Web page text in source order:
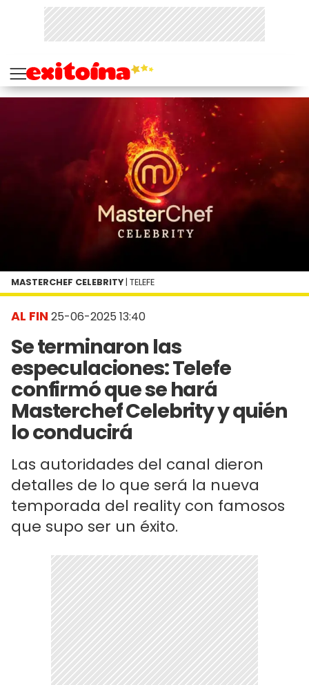
AL FIN 25-06-2025 13:40
Se terminaron las
especulaciones: Telefe
confirmó que se hará
Masterchef Celebrity y quién
lo conducirá
Las autoridades del canal dieron
detalles de lo que será la nueva
temporada del reality con famosos
que supo ser un éxito.
MASTERCHEF CELEBRITY| TELEFE